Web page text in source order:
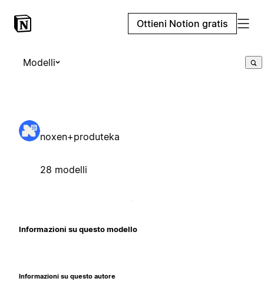
Ottieni Notion gratis
Modelli
noxen+produteka
28 modelli
Informazioni su questo modello
Informazioni su questo autore